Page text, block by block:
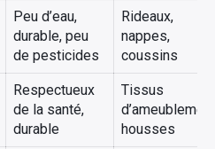
Peu d’eau,
durable, peu
de pesticides
Rideaux,
nappes,
coussins
Respectueux
de la santé,
durable
Tissus
housses